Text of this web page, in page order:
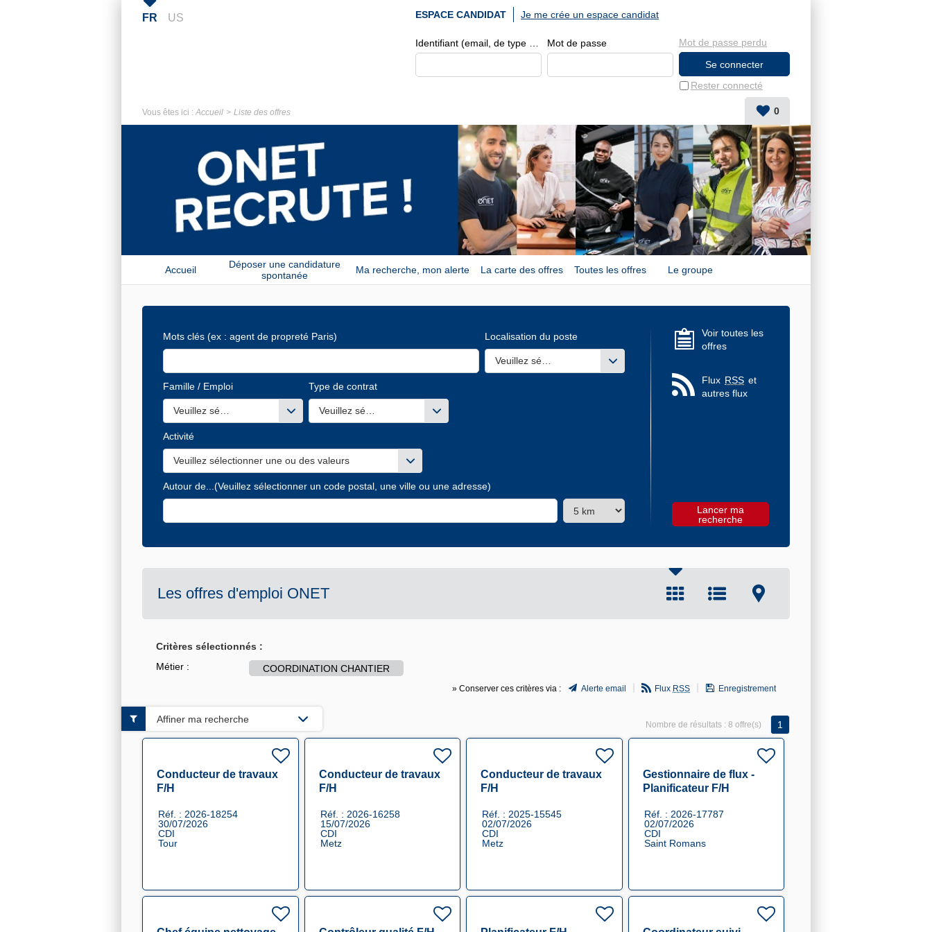
FR US ESPACE CANDIDAT
Mot de passe
Rester connecté
Mot de passe perdu
Je me crée un espace candidat
Vous êtes ici : Accueil Liste des offres 0
Accueil
Déposer une candidature
spontanée
Ma recherche, mon alerte La carte des offres Toutes les offres Le groupe
Mots clés (ex : agent de propreté Paris) Localisation du poste
Veuillez sélectionner une ou des valeurs
Famille / Emploi
Veuillez sélectionner une ou des valeurs
Type de contrat
Veuillez sélectionner une ou des valeurs
Activité
Veuillez sélectionner une ou des valeurs
Autour de...(Veuillez sélectionner un code postal, une ville ou une adresse)
Voir toutes les
offres
Flux RSS et
autres flux
Les offres d'emploi ONET
Critères sélectionnés :
Métier :
COORDINATION CHANTIER
» Conserver ces critères via : Alerte email Flux RSS Enregistrement
Nombre de résultats : 8 offre(s) 1
Conducteur de travaux
F/H
Réf. : 2026-18254
30/07/2026
CDI
Tour
Conducteur de travaux
F/H
Réf. : 2026-16258
15/07/2026
CDI
Metz
Conducteur de travaux
F/H
Réf. : 2025-15545
02/07/2026
CDI
Metz
Gestionnaire de flux -
Planificateur F/H
Réf. : 2026-17787
02/07/2026
CDI
Saint Romans
Affiner ma recherche